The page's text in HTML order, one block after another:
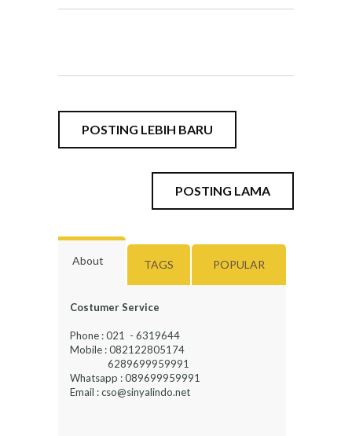
POSTING LEBIH BARU
POSTING LAMA
About TAGS POPULAR
Costumer Service
Phone : 021 - 6319644
Mobile : 082122805174
6289699959991
Whatsapp : 089699959991
Email : cso@sinyalindo.net